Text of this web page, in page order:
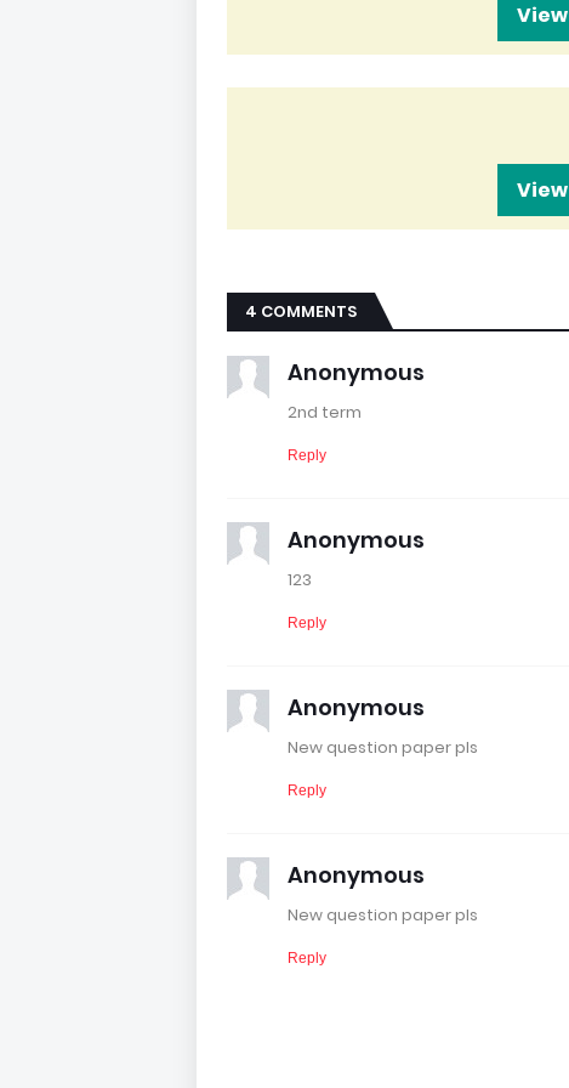
View
View
4 COMMENTS
Anonymous
2nd term
Reply
Anonymous
123
Reply
Anonymous
New question paper pls
Reply
Anonymous
New question paper pls
Reply